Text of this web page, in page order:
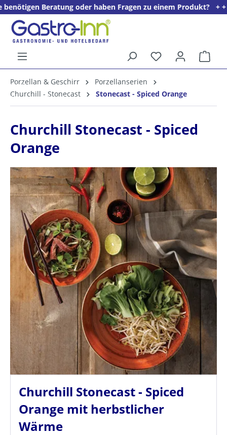
springenoder haben Fragen zu einem Produkt? + + + Wir
Willkommens­rabatt**
für neue Kunden
Porzellan & Geschirr
Porzellanserien
Churchill - Stonecast
Stonecast - Spiced Orange
Churchill Stonecast - Spiced
Orange
Churchill Stonecast - Spiced
Orange mit herbstlicher
Wärme